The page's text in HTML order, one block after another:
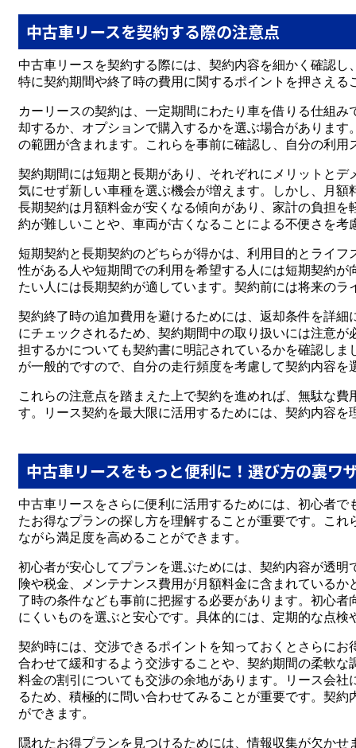
中古車リースを契約する際の注意点
中古車リースを契約する際には、契約内容を細かく確認
特に契約期間や終了時の費用に関するポイントを押さえ
カーリースの契約は、一定期間にわたり車を借りる仕組
却するか、オプションで購入するかを選ぶ場合がありま
の範囲が含まれます。これらを事前に確認し、自分の利
契約期間には短期と長期があり、それぞれにメリットと
気にせず新しい車種を選ぶ機会が増えます。しかし、月
長期契約は月額料金が安くなる傾向があり、家計の負担
約が難しいことや、車両が古くなることによる不便さを考
短期契約と長期契約のどちらが得かは、利用目的とライ
性がある人や短期間での利用を希望する人には短期契約
たい人には長期契約が適しています。契約前には将来の
契約終了時の追加費用を避けるためには、返却条件を詳
にチェックされるため、契約期間中の取り扱いには注意
担するかについても契約書に明記されているかを確認し
が一般的ですので、自分の走行頻度を考慮して契約内容を
これらの注意点を踏まえた上で契約を進めれば、無駄な
す。リース契約を最大限に活用するためには、契約内容
中古車リースをもっと便利に！選び方の裏ワ
中古車リースをさらに便利に活用するためには、初心者
たお得なプランの探し方を理解することが重要です。こ
ながら満足度を高めることができます。
初心者が安心してプランを選ぶためには、契約内容が透
険や税金、メンテナンス費用が月額料金に含まれている
了時の条件なども事前に把握する必要があります。初心
にくいものを選ぶと安心です。具体的には、定期的な点
契約時には、交渉できるポイントを知っておくとさらに
合わせて緩和するよう交渉することや、契約期間の柔軟
料金の割引についても交渉の余地があります。リース会
るため、積極的に問い合わせてみることが重要です。契
ができます。
隠れたお得プランを見つけるためには、情報収集が欠か